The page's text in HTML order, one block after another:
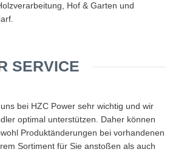
Hof & Garten und
SERVICE
bei HZC Power sehr wichtig und wir
optimal unterstützen. Daher können
Produktänderungen bei vorhandenen
Sortiment für Sie anstoßen als auch